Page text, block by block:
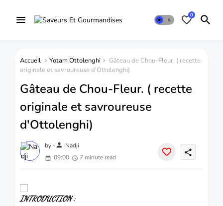
0
Accueil Yotam Ottolenghi
Gâteau de Chou-Fleur. ( recette
originale et savroureuse d'Ottolenghi)
Gâteau de Chou-Fleur. ( recette
originale et savroureuse
d'Ottolenghi)
by -person Nadji
09:00
7 minute read
share
INTRODUCTION :